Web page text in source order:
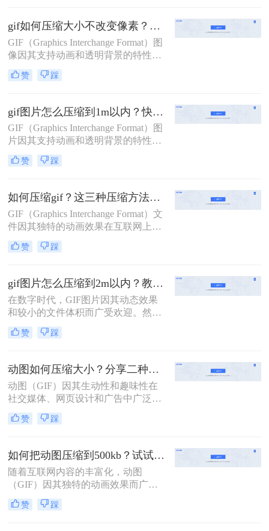
也越来越大，这不仅影响了加载速
度，还可能导致上传失败。因此，学
会动图太大了怎么压缩，同时保持良
好的视觉效果，显得尤为重要。本文
将介绍三种高效的GIF压缩方法，帮
助您轻松应对这一挑战。
gif如何压缩大小不改变像素？二种有效压缩方法详解分享！
GIF（Graphics Interchange Format）图
像因其支持动画和透明背景的特性，
在互联网上得到了广泛应用。然而，
GIF文件往往体积较大，这会影响网
压缩大小不改变像素呢？本文将介绍
两种在不改变像素质量的前提下压缩
GIF文件大小的方法。
赞 踩
gif图片怎么压缩到1m以内？快试试这二个压缩方法！
GIF（Graphics Interchange Format）图
片因其支持动画和透明背景的特性，
在网页、社交媒体和电子邮件中得到
了广泛应用。然而，GIF文件往往体
以满足特定的使用需求。那么gif图片
怎么压缩到1m以内呢？本文将介绍两
种将GIF图片压缩至1M以内的方法。
赞 踩
如何压缩gif？这三种压缩方法快来学一下！
GIF（Graphics Interchange Format）文
件因其独特的动画效果在互联网上广
受欢迎，但在某些情况下，我们可能
需要对GIF文件进行压缩，以减少其
提高加载效率。那么如何压缩gif呢？
本文将介绍三种压缩GIF的方法。
赞 踩
gif图片怎么压缩到2m以内？教你二种实用压缩方法！
在数字时代，GIF图片因其动态效果
和较小的文件体积而广受欢迎。然
而，有时我们需要将GIF图片压缩到
2M以内以满足特定的上传或分享需
呢？本文将介绍两种有效的GIF图片
压缩方法。
赞 踩
动图如何压缩大小？分享二种实用压缩方法！
动图（GIF）因其生动性和趣味性在
社交媒体、网页设计和广告中广泛应
用。然而，动图文件往往较大，会影
响加载速度和用户体验。因此，压缩
动图如何压缩大小呢？本文将介绍两
种动图压缩方法。
赞 踩
如何把动图压缩到500kb？试试这二种压缩方法！
随着互联网内容的丰富化，动图
（GIF）因其独特的动画效果而广受
欢迎。然而，过大的文件体积不仅影
响加载速度，还可能限制其在某些平
赞 踩